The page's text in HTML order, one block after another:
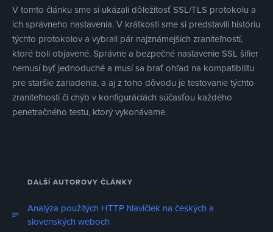
V tomto článku sme si ukázali dôležitosť SSL/TLS protokolu a
ich správneho nastavenia. V krátkosti sme si predstavili históriu
týchto protokolov a vybrali pár najznámejších zraniteľností,
ktoré boli objavené. Správne a bezpečné nastavenie SSL šifier
nemusí byť jednoduché a musí sa brať ohľad na kompatibilitu
pre staršie zariadenia, a aj z toho dôvodu je testovanie týchto
zraniteľností či chýb v konfiguráciách súčasťou každého
penetračného testu, ktorý vykonávame.
DALŠÍ AUTOROVY ČLÁNKY
Analýza použitých HTTP hlavičiek na českých a
slovenských weboch